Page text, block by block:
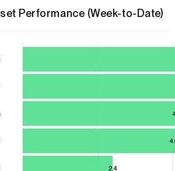
Performance (Week-to-Date)